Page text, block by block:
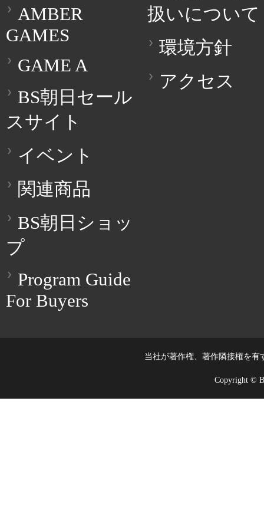
AMBER
GAMES
GAME A
BS朝日セール
スサイト
イベント
関連商品
BS朝日ショッ
プ
Program Guide
For Buyers
扱いについて
環境方針
アクセス
当社が著作権、著作隣接権を
Copyright ©